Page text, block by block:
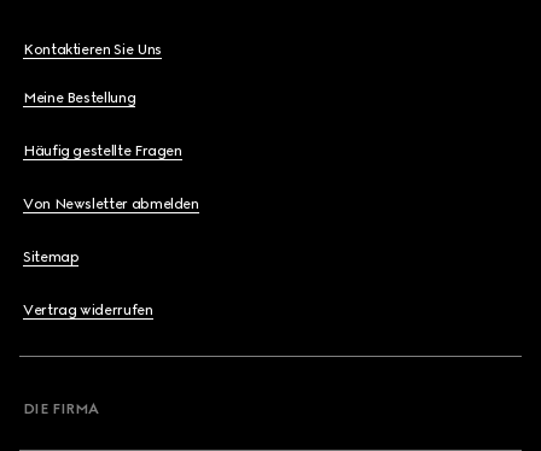
Kontaktieren Sie Uns
Meine Bestellung
Häufig gestellte Fragen
Von Newsletter abmelden
Sitemap
Vertrag widerrufen
DIE FIRMA